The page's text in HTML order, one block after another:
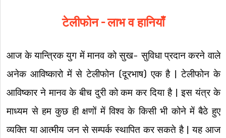
टेलीफोन – लाभ व हानियाँ
आज के यान्त्रिक युग में मानव को सुख- सुविधा प्रदान करने वाले
अनेक आविष्कारो में से टेलीफोन (दूरभाष) एक है | टेलीफोन के
आविष्कार ने मानव के बीच दुरी को कम कर दिया है | इस यंत्र के
माध्यम से हम कुछ ही क्षणों में विश्व के किसी भी कोने में बैठे हुए
व्यक्ति या आत्मीय जन से सम्पर्क स्थापित कर सकते है | यह आज